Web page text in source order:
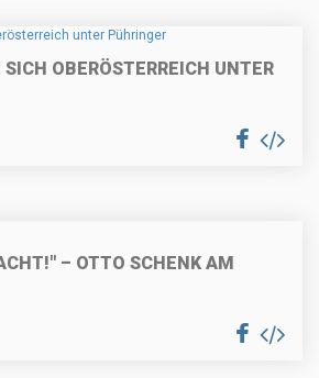
OBERÖSTERREICH UNTER
– OTTO SCHENK AM